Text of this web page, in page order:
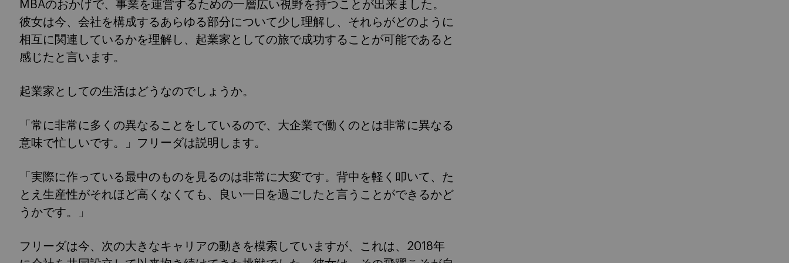
MBAのおかげで、事業を運営するための一層広い視野を持つことが出来ました。
彼女は今、会社を構成するあらゆる部分について少し理解し、それらがどのように
相互に関連しているかを理解し、起業家としての旅で成功することが可能であると
感じたと言います。
起業家としての生活はどうなのでしょうか。
「常に非常に多くの異なることをしているので、大企業で働くのとは非常に異なる
意味で忙しいです。」フリーダは説明します。
「実際に作っている最中のものを見るのは非常に大変です。背中を軽く叩いて、た
とえ生産性がそれほど高くなくても、良い一日を過ごしたと言うことができるかど
うかです。」
フリーダは今、次の大きなキャリアの動きを模索していますが、これは、2018年